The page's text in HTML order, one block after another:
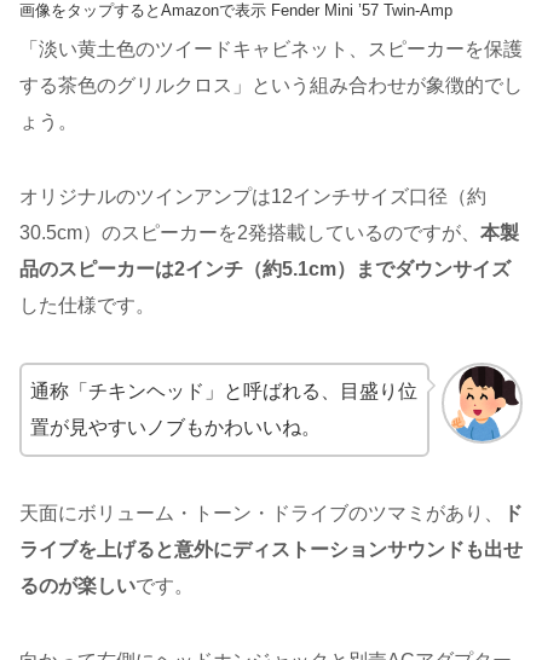
画像をタップするとAmazonで表示 Fender Mini ’57 Twin-Amp
「淡い黄土色のツイードキャビネット、スピーカーを保護
する茶色のグリルクロス」という組み合わせが象徴的でし
ょう。
オリジナルのツインアンプは12インチサイズ口径（約
30.5cm）のスピーカーを2発搭載しているのですが、 本製
品のスピーカーは2インチ（約5.1cm）までダウンサイズ
した仕様です。
通称「チキンヘッド」と呼ばれる、目盛り位
置が見やすいノブもかわいいね。
天面にボリューム・トーン・ドライブのツマミがあり、
ド
ライブを上げると意外にディストーションサウンドも出せ
るのが楽しいです。